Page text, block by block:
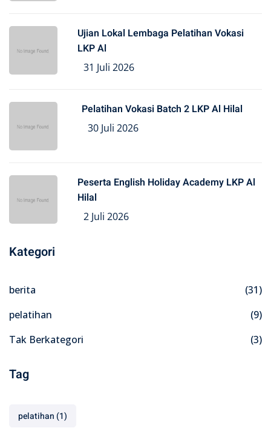
Ujian Lokal Lembaga Pelatihan Vokasi
LKP Al
31 Juli 2026
Pelatihan Vokasi Batch 2 LKP Al Hilal
30 Juli 2026
Peserta English Holiday Academy LKP Al
Hilal
2 Juli 2026
Kategori
berita
(31)
pelatihan
(9)
Tak Berkategori
(3)
Tag
pelatihan (1)